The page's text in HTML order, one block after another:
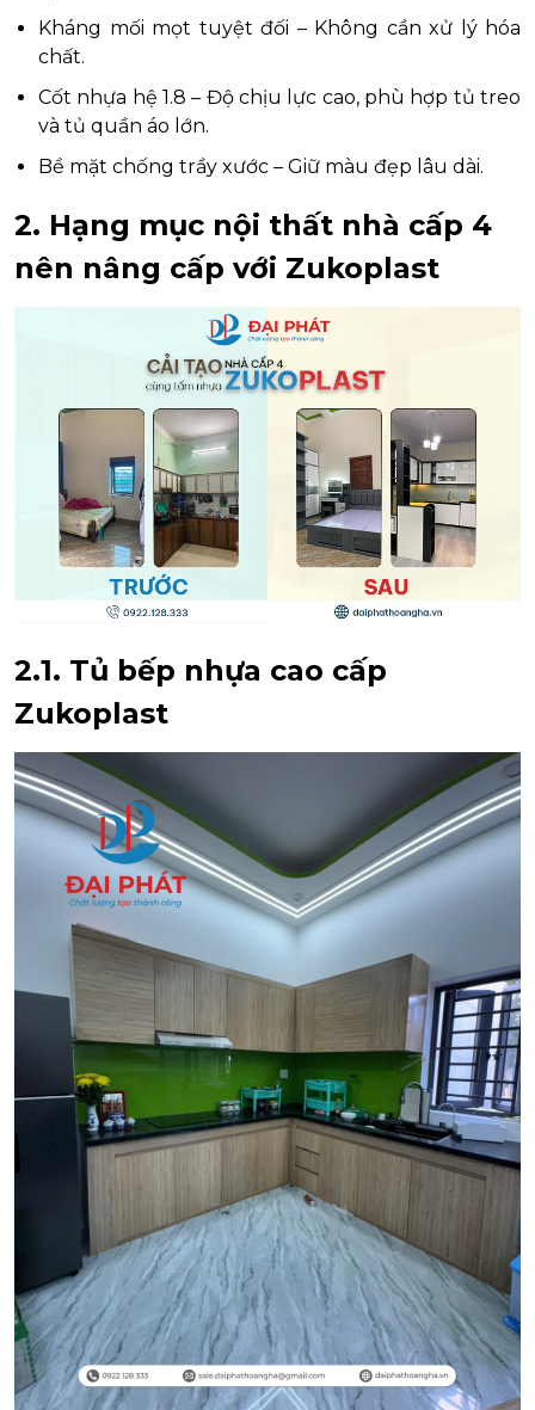
Kháng mối mọt tuyệt đối – Không cần xử lý hóa
chất.
Cốt nhựa hệ 1.8 – Độ chịu lực cao, phù hợp tủ treo
và tủ quần áo lớn.
Bề mặt chống trầy xước – Giữ màu đẹp lâu dài.
2. Hạng mục nội thất nhà cấp 4
nên nâng cấp với Zukoplast
2.1. Tủ bếp nhựa cao cấp
Zukoplast